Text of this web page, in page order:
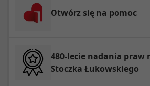
Otwórz się na pomoc
480-lecie nadania praw
Stoczka Łukowskiego